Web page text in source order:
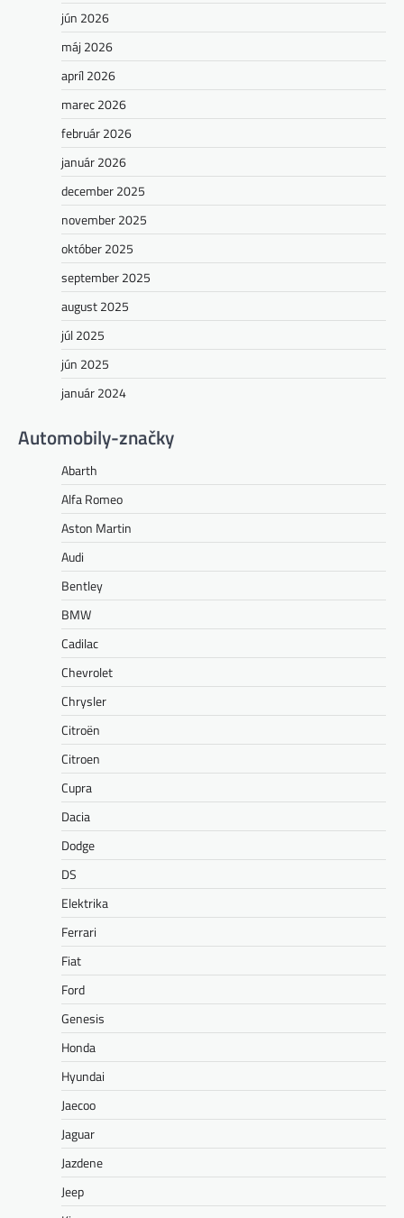
jún 2026
máj 2026
apríl 2026
marec 2026
február 2026
január 2026
december 2025
november 2025
október 2025
september 2025
august 2025
júl 2025
jún 2025
január 2024
Automobily-značky
Abarth
Alfa Romeo
Aston Martin
Audi
Bentley
BMW
Cadilac
Chevrolet
Chrysler
Citroën
Citroen
Cupra
Dacia
Dodge
DS
Elektrika
Ferrari
Fiat
Ford
Genesis
Honda
Hyundai
Jaecoo
Jaguar
Jazdene
Jeep